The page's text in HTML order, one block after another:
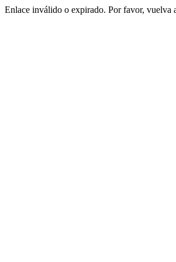
Enlace inválido o expirado. Por favor, vuelva